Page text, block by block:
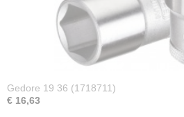
Gedore 19 36 (1718711)
€ 16,63